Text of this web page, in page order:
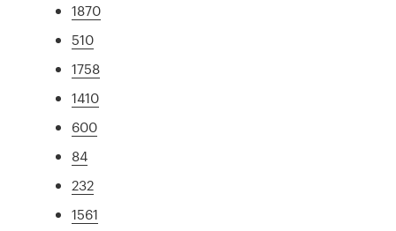
1870
510
1758
1410
600
84
232
1561